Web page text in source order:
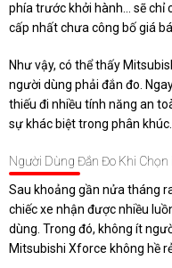
phía trước khởi hành... sẽ
cấp nhất chưa công bố giá
Như vậy, có thể thấy
người dùng phải đắn đo.
thiếu đi nhiều tính năng an
sự khác biệt trong phân khúc.
Người Dùng Đắn Đo Khi Chọn
Sau khoảng gần nửa tháng
chiếc xe nhận được nhiều
dùng. Trong đó, không ít
Mitsubishi Xforce không hề